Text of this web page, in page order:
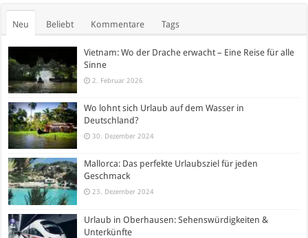
Neu Beliebt Kommentare Tags
Vietnam: Wo der Drache erwacht – Eine Reise für alle
Sinne
2. Februar 2026
Wo lohnt sich Urlaub auf dem Wasser in
Deutschland?
30. Dezember 2024
Mallorca: Das perfekte Urlaubsziel für jeden
Geschmack
23. Dezember 2024
Urlaub in Oberhausen: Sehenswürdigkeiten &
Unterkünfte